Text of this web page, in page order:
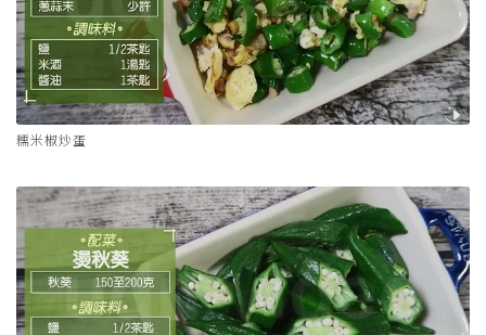
糯米椒炒蛋